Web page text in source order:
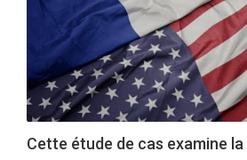
Cette étude de cas examine